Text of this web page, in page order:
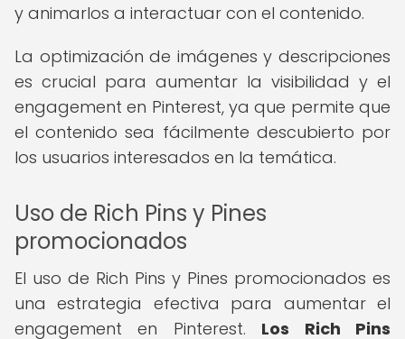
y animarlos a interactuar con el contenido.
La optimización de imágenes y descripciones
es crucial para aumentar la visibilidad y el
engagement en Pinterest, ya que permite que
el contenido sea fácilmente descubierto por
los usuarios interesados en la temática.
Uso de Rich Pins y Pines
promocionados
El uso de Rich Pins y Pines promocionados es
una estrategia efectiva para aumentar el
engagement en Pinterest. Los Rich Pins